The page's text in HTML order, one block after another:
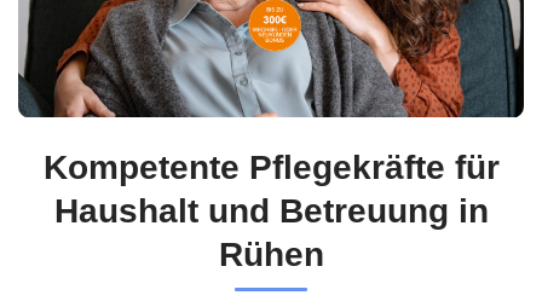
Kompetente Pflegekräfte für
Haushalt und Betreuung in
Rühen